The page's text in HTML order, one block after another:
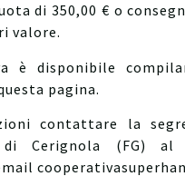
di 350,00 € o
valore.
è disponibile
pagina.
contattare la
di Cerignola (FG) al